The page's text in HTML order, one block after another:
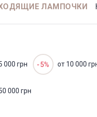
ЛАМПОЧКИ
000 грн -5% от 10 000
000 грн